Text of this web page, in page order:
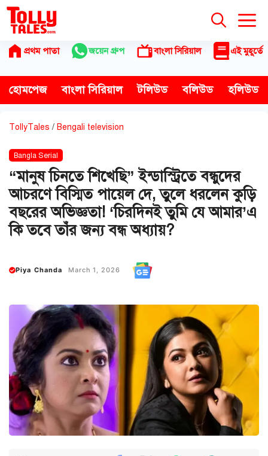
Skip
content
প্রথম পাতা জয়েন গ্রুপ বাংলা সিরিয়াল এই মুহূর্তে
হোমপেজ বাংলা সিরিয়াল টলিউড বলিউড হলিউড
TollyTales / Bengali television
Bangla Serial
“মানুষ চিনতে শিখেছি” ইন্ডাস্ট্রিতে বন্ধুদের
আচরণে বিস্মিত পায়েল দে, তুলে ধরলেন কুড়ি
বছরের অভিজ্ঞতা! ‘চিরদিনই তুমি যে আমার’এ
কি তবে তাঁর জন্য বন্ধ অধ্যায়?
Piya Chanda March 1, 2026